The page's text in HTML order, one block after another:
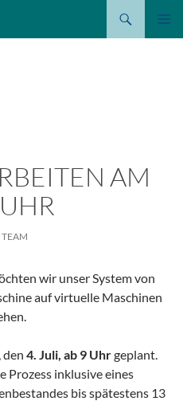
AM
TEAM
wir unser System von
auf virtuelle Maschinen
den 4. Juli, ab 9 Uhrgeplant.
Prozess inklusive eines
bis spätestens 13